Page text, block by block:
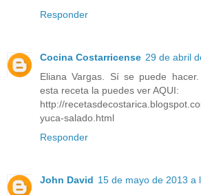
Responder
Cocina Costarricense 29 de abril
Eliana Vargas. Sí se puede
esta receta la puedes ver AQUI:
http://
yuca-salado.html
Responder
John David 15 de mayo de 2013 a